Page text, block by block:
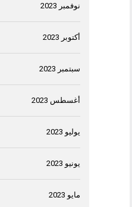
نوفمبر 2023
أكتوبر 2023
سبتمبر 2023
أغسطس 2023
يوليو 2023
يونيو 2023
مايو 2023